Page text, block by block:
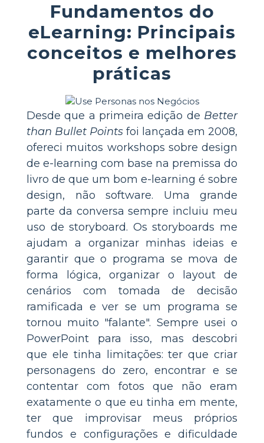
Fundamentos do
eLearning: Principais
conceitos e melhores
práticas
Desde que a primeira edição de Better
than Bullet Points foi lançada em 2008,
ofereci muitos workshops sobre design
de e-learning com base na premissa do
livro de que um bom e-learning é sobre
design, não software. Uma grande
parte da conversa sempre incluiu meu
uso de storyboard. Os storyboards me
ajudam a organizar minhas ideias e
garantir que o programa se mova de
forma lógica, organizar o layout de
cenários com tomada de decisão
ramificada e ver se um programa se
tornou muito "falante". Sempre usei o
PowerPoint para isso, mas descobri
que ele tinha limitações: ter que criar
personagens do zero, encontrar e se
contentar com fotos que não eram
exatamente o que eu tinha em mente,
ter que improvisar meus próprios
fundos e configurações e dificuldade